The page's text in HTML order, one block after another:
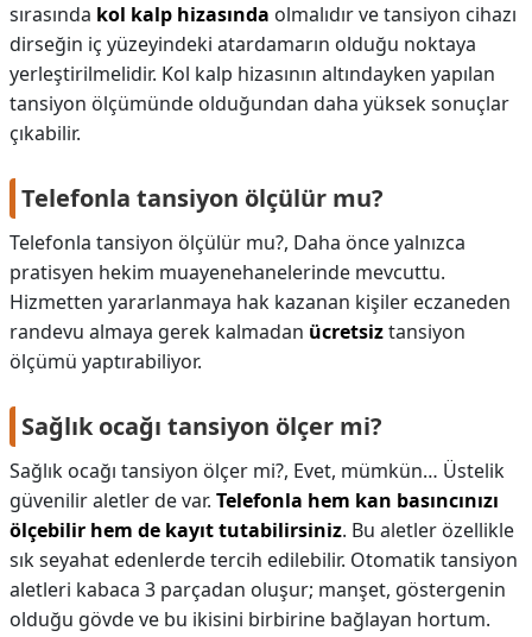
sırasında kol kalp hizasında olmalıdır ve tansiyon cihazı
dirseğin iç yüzeyindeki atardamarın olduğu noktaya
yerleştirilmelidir. Kol kalp hizasının altındayken yapılan
tansiyon ölçümünde olduğundan daha yüksek sonuçlar
çıkabilir.
Telefonla tansiyon ölçülür mu?
Telefonla tansiyon ölçülür mu?, Daha önce yalnızca
pratisyen hekim muayenehanelerinde mevcuttu.
Hizmetten yararlanmaya hak kazanan kişiler eczaneden
randevu almaya gerek kalmadan ücretsiztansiyon
ölçümü yaptırabiliyor.
Sağlık ocağı tansiyon ölçer mi?
Sağlık ocağı tansiyon ölçer mi?, Evet, mümkün… Üstelik
güvenilir aletler de var. Telefonla hem kan basıncınızı
ölçebilir hem de kayıt tutabilirsiniz. Bu aletler özellikle
sık seyahat edenlerde tercih edilebilir. Otomatik tansiyon
aletleri kabaca 3 parçadan oluşur; manşet, göstergenin
olduğu gövde ve bu ikisini birbirine bağlayan hortum.